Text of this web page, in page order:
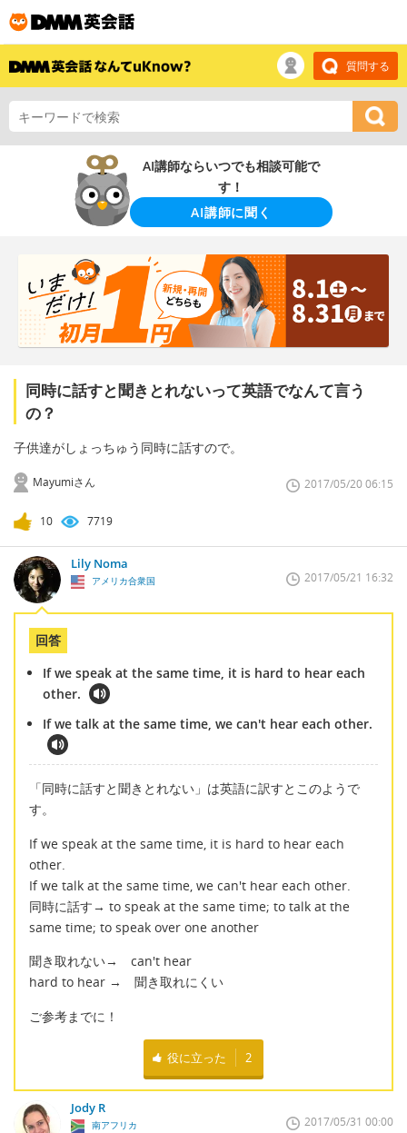
質問する
AI講師ならいつでも相談可能で
す！
AI講師に聞く
同時に話すと聞きとれないって英語でなんて言う
の？
子供達がしょっちゅう同時に話すので。
Mayumiさん 2017/05/20 06:15
10 7719
Lily Noma
アメリカ合衆国 2017/05/21 16:32
回答
If we speak at the same time, it is hard to hear each
other.
If we talk at the same time, we can't hear each other.
「同時に話すと聞きとれない」は英語に訳すとこのようで
す。
If we speak at the same time, it is hard to hear each
other.
If we talk at the same time, we can't hear each other.
同時に話す→ to speak at the same time; to talk at the
same time; to speak over one another
聞き取れない→ can't hear
hard to hear → 聞き取れにくい
ご参考までに！
役に立った 2
Jody R
南アフリカ 2017/05/31 00:00